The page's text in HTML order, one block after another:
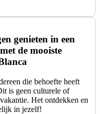
genieten in een
de mooiste
die behoefte heeft
is geen culturele of
Het ontdekken en
in jezelf!